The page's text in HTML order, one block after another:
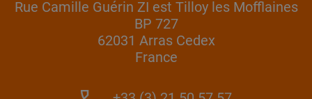
Rue Camille Guérin ZI est Tilloy les Mofflaines
BP 727
62031 Arras Cedex
France